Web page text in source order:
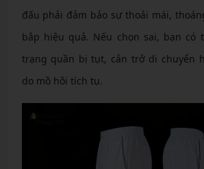
đấu phải đảm bảo sự thoải mái,
bắp hiệu quả. Nếu chọn sai, bạn có
trạng quần bị tụt, cản trở di chuyển
do mồ hôi tích tụ.